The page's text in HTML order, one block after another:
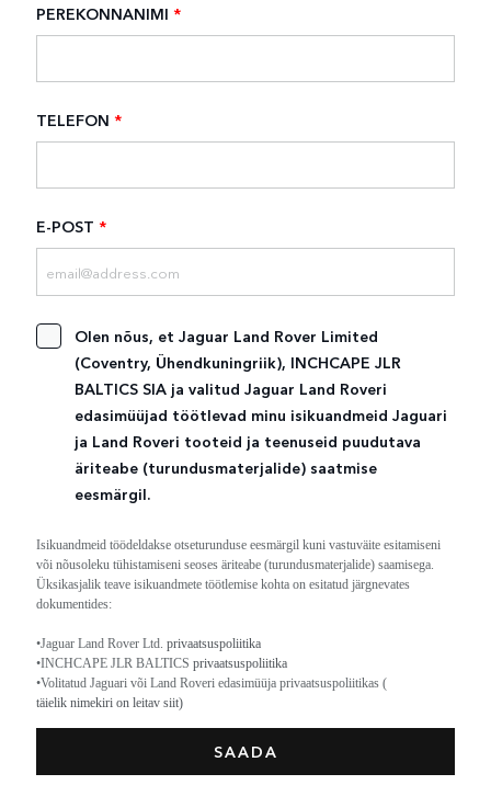
PEREKONNANIMI *
TELEFON *
E-POST *
Olen nõus, et Jaguar Land Rover Limited
(Coventry, Ühendkuningriik), INCHCAPE JLR
BALTICS SIA ja valitud Jaguar Land Roveri
edasimüüjad töötlevad minu isikuandmeid Jaguari
ja Land Roveri tooteid ja teenuseid puudutava
äriteabe (turundusmaterjalide) saatmise
eesmärgil.
Isikuandmeid töödeldakse otseturunduse eesmärgil kuni vastuväite esitamiseni
või nõusoleku tühistamiseni seoses äriteabe (turundusmaterjalide) saamisega.
Üksikasjalik teave isikuandmete töötlemise kohta on esitatud järgnevates
dokumentides:
•Jaguar Land Rover Ltd. privaatsuspoliitika
•INCHCAPE JLR BALTICS privaatsuspoliitika
•Volitatud Jaguari või Land Roveri edasimüüja privaatsuspoliitikas (
täielik nimekiri on leitav siit)